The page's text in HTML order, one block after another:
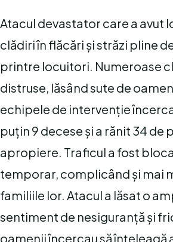
Atacul devastator care a avut
clădiri în flăcări și străzi pline
printre locuitori. Numeroase
distruse, lăsând sute de
echipele de intervenție
puțin 9 decese și a rănit 34
apropiere. Traficul a fost
temporar, complicând și mai
familiile lor. Atacul a lăsat o
sentiment de nesiguranță și
oamenii încercau să înțeleagă